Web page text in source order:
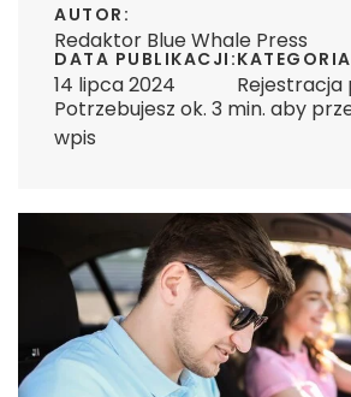
AUTOR:
Redaktor Blue Whale Press
DATA PUBLIKACJI:
14 lipca 2024
Rejestracja
Potrzebujesz ok. 3 min. aby
wpis